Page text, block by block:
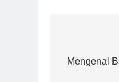
Mengenal